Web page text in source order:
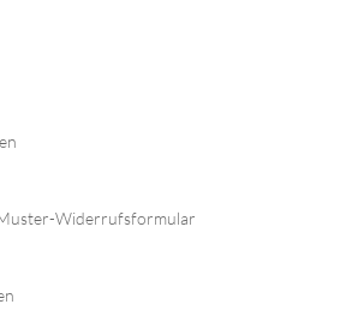
Widerrufsformular